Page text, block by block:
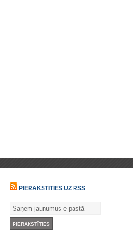
PIERAKSTĪTIES UZ RSS